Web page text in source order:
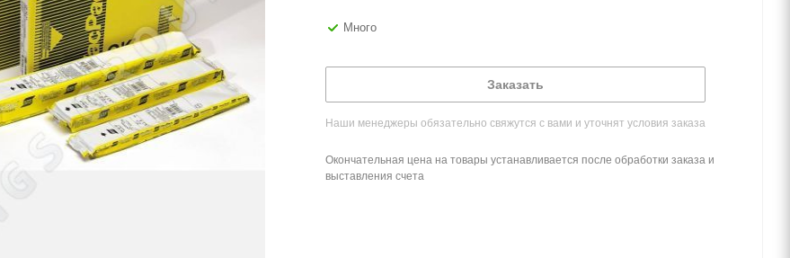
Много
Заказать
Наши менеджеры обязательно свяжутся с вами и уточнят условия заказа
Окончательная цена на товары устанавливается после обработки заказа и
выставления счета